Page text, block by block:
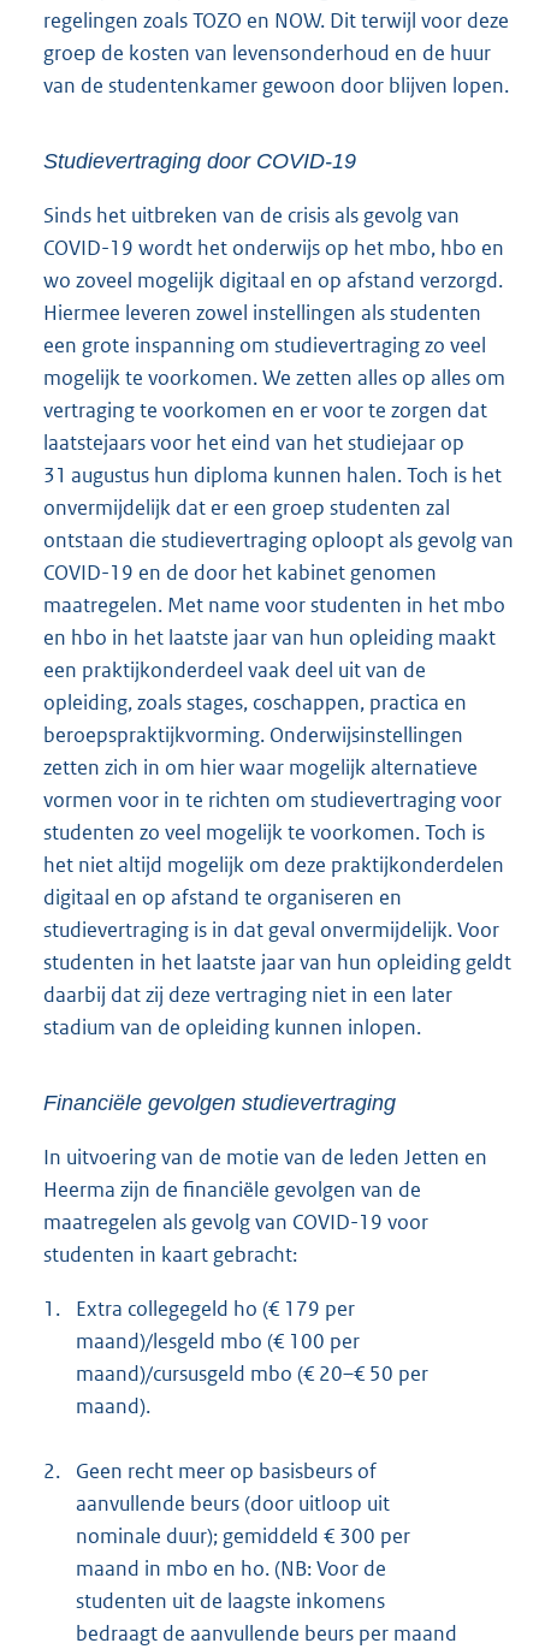
regelingen zoals TOZO en NOW. Dit terwijl voor deze
groep de kosten van levensonderhoud en de huur
van de studentenkamer gewoon door blijven lopen.
Studievertraging door COVID-19
Sinds het uitbreken van de crisis als gevolg van
COVID-19 wordt het onderwijs op het mbo, hbo en
wo zoveel mogelijk digitaal en op afstand verzorgd.
Hiermee leveren zowel instellingen als studenten
een grote inspanning om studievertraging zo veel
mogelijk te voorkomen. We zetten alles op alles om
vertraging te voorkomen en er voor te zorgen dat
laatstejaars voor het eind van het studiejaar op
31 augustus hun diploma kunnen halen. Toch is het
onvermijdelijk dat er een groep studenten zal
ontstaan die studievertraging oploopt als gevolg van
COVID-19 en de door het kabinet genomen
maatregelen. Met name voor studenten in het mbo
en hbo in het laatste jaar van hun opleiding maakt
een praktijkonderdeel vaak deel uit van de
opleiding, zoals stages, coschappen, practica en
beroepspraktijkvorming. Onderwijsinstellingen
zetten zich in om hier waar mogelijk alternatieve
vormen voor in te richten om studievertraging voor
studenten zo veel mogelijk te voorkomen. Toch is
het niet altijd mogelijk om deze praktijkonderdelen
digitaal en op afstand te organiseren en
studievertraging is in dat geval onvermijdelijk. Voor
studenten in het laatste jaar van hun opleiding geldt
daarbij dat zij deze vertraging niet in een later
stadium van de opleiding kunnen inlopen.
Financiële gevolgen studievertraging
In uitvoering van de motie van de leden Jetten en
Heerma zijn de financiële gevolgen van de
maatregelen als gevolg van COVID-19 voor
studenten in kaart gebracht:
1.
Extra collegegeld ho (€ 179 per
maand)/lesgeld mbo (€ 100 per
maand)/cursusgeld mbo (€ 20–€ 50 per
maand).
2.
Geen recht meer op basisbeurs of
aanvullende beurs (door uitloop uit
nominale duur); gemiddeld € 300 per
maand in mbo en ho. (NB: Voor de
studenten uit de laagste inkomens
bedraagt de aanvullende beurs per maand